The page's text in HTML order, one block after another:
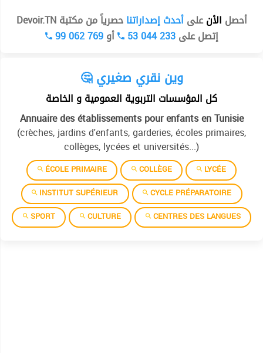
أحصل الأنعلىأحدث إصداراتناحصرياً من مكتبة Devoir.TN
إتصل على53 044 233 أو99 062 769
🤔 وين نقري صغيري
كل المؤسسات التربوية العمومية و الخاصة
Annuaire des établissements pour enfants en Tunisie
(crèches, jardins d'enfants, garderies, écoles primaires,
collèges, lycées et universités...)
ÉCOLE PRIMAIRE COLLÈGE
LYCÉE
INSTITUT SUPÉRIEUR
CYCLE PRÉPARATOIRE
SPORT
CULTURE CENTRES DES LANGUES